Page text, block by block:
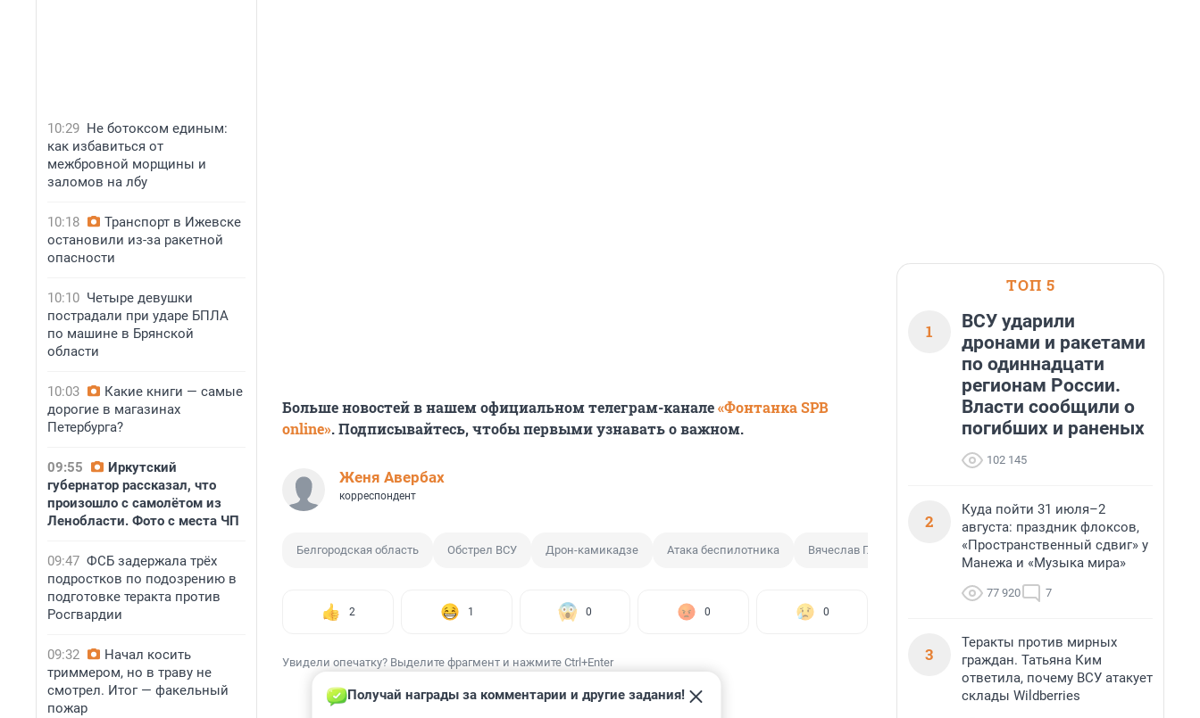
10:29 Не ботоксом единым:
как избавиться от
межбровной морщины и
заломов на лбу
10:18
Транспорт в Ижевске
остановили из-за ракетной
опасности
10:10 Четыре девушки
пострадали при ударе БПЛА
по машине в Брянской
области
10:03
Какие книги — самые
дорогие в магазинах
Петербурга?
09:55
Иркутский
губернатор рассказал, что
произошло с самолётом из
Ленобласти. Фото с места ЧП
09:47 ФСБ задержала трёх
подростков по подозрению в
подготовке теракта против
Росгвардии
09:32
Начал косить
триммером, но в траву не
смотрел. Итог — факельный
пожар
Больше новостей в нашем официальном телеграм-канале«Фонтанка SPB
online». Подписывайтесь, чтобы первыми узнавать о важном.
Женя Авербах
корреспондент
Белгородская область Обстрел ВСУ Дрон-камикадзе Атака беспилотника Вячеслав Гладков
2 1 0 0 0
Увидели опечатку? Выделите фрагмент и нажмите Ctrl+Enter
Получай награды за комментарии и другие задания!
ТОП 5
1
ВСУ ударили
дронами и ракетами
по одиннадцати
регионам России.
Власти сообщили о
погибших и раненых
102 145
2
Куда пойти 31 июля–2
августа: праздник флоксов,
«Пространственный сдвиг» у
Манежа и «Музыка мира»
77 920 7
3
Теракты против мирных
граждан. Татьяна Ким
ответила, почему ВСУ атакует
склады Wildberries